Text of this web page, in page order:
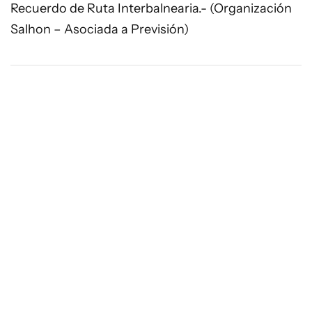
Recuerdo de Ruta Interbalnearia.- (Organización
Salhon – Asociada a Previsión)